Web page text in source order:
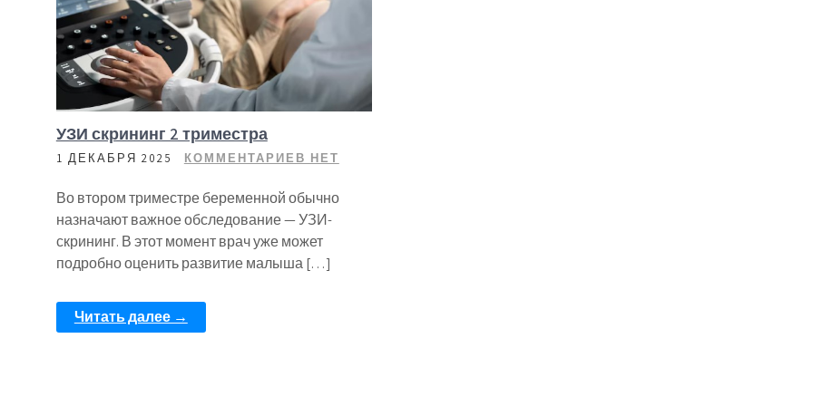
УЗИ скрининг 2 триместра
1 ДЕКАБРЯ 2025 КОММЕНТАРИЕВ НЕТ
Во втором триместре беременной обычно
назначают важное обследование — УЗИ-
скрининг. В этот момент врач уже может
подробно оценить развитие малыша […]
Читать далее →